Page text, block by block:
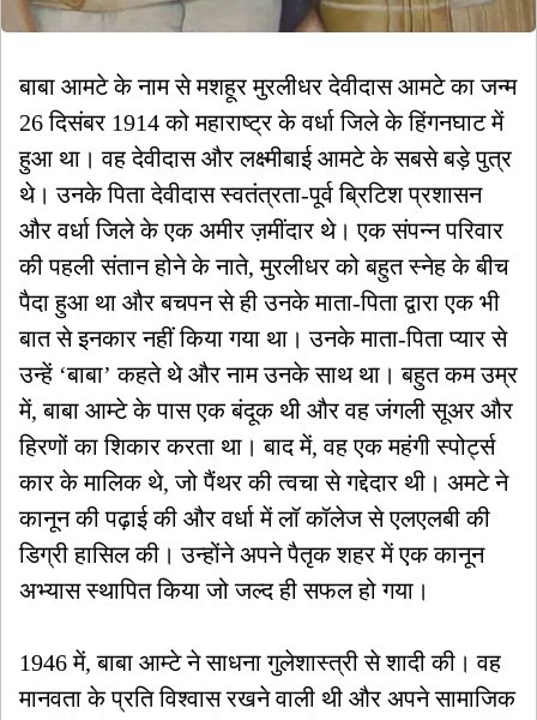
बाबा आमटे के नाम से मशहूर मुरलीधर देवीदास आमटे का जन्म
26 दिसंबर 1914 को महाराष्ट्र के वर्धा जिले के हिंगनघाट में
हुआ था। वह देवीदास और लक्ष्मीबाई आमटे के सबसे बड़े पुत्र
थे। उनके पिता देवीदास स्वतंत्रता-पूर्व ब्रिटिश प्रशासन
और वर्धा जिले के एक अमीर ज़मींदार थे। एक संपन्न परिवार
की पहली संतान होने के नाते, मुरलीधर को बहुत स्नेह के बीच
पैदा हुआ था और बचपन से ही उनके माता-पिता द्वारा एक भी
बात से इनकार नहीं किया गया था। उनके माता-पिता प्यार से
उन्हें ‘बाबा’ कहते थे और नाम उनके साथ था। बहुत कम उम्र
में, बाबा आम्टे के पास एक बंदूक थी और वह जंगली सूअर और
हिरणों का शिकार करता था। बाद में, वह एक महंगी स्पोर्ट्स
कार के मालिक थे, जो पैंथर की त्वचा से गद्देदार थी। अमटे ने
कानून की पढ़ाई की और वर्धा में लॉ कॉलेज से एलएलबी की
डिग्री हासिल की। उन्होंने अपने पैतृक शहर में एक कानून
अभ्यास स्थापित किया जो जल्द ही सफल हो गया।
1946 में, बाबा आम्टे ने साधना गुलेशास्त्री से शादी की। वह
मानवता के प्रति विश्वास रखने वाली थी और अपने सामाजिक